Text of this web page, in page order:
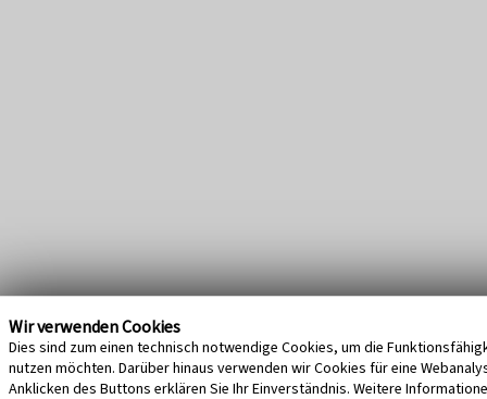
Wir verwenden Cookies
Dies sind zum einen technisch notwendige Cookies, um die
nutzen möchten. Darüber hinaus verwenden wir Cookies für eine
Anklicken des Buttons erklären Sie Ihr Einverständnis. Weitere